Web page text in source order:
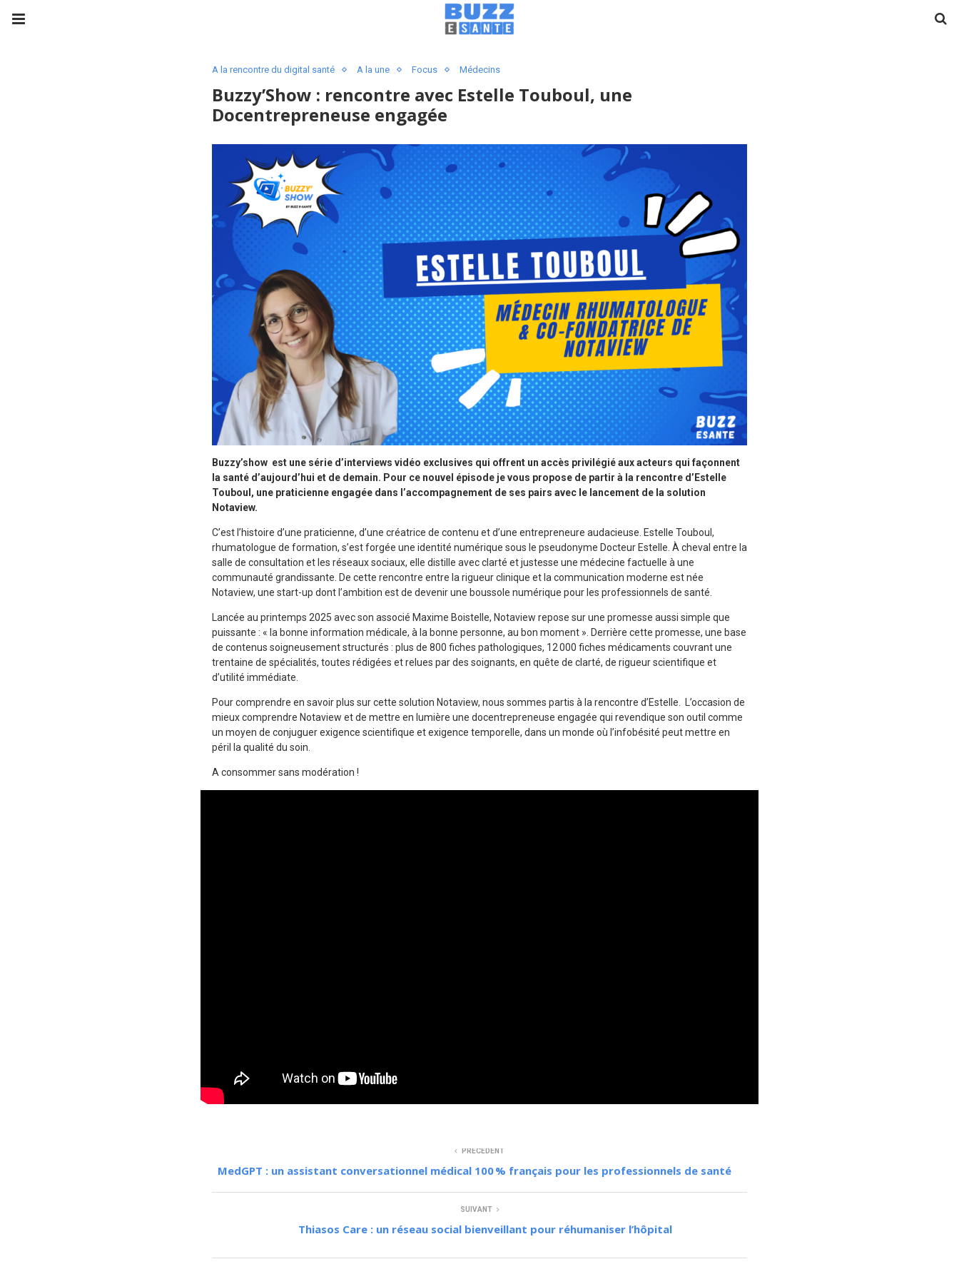
A la rencontre du digital santé A la une Focus Médecins
Buzzy’Show : rencontre avec Estelle Touboul, une
Docentrepreneuse engagée
Buzzy’show est une série d’interviews vidéo exclusives qui offrent un accès privilégié aux acteurs qui façonnent
la santé d’aujourd’hui et de demain. Pour ce nouvel épisode je vous propose de partir à la rencontre d’Estelle
Touboul, une praticienne engagée dans l’accompagnement de ses pairs avec le lancement de la solution
Notaview.
C’est l’histoire d’une praticienne, d’une créatrice de contenu et d’une entrepreneure audacieuse. Estelle Touboul,
rhumatologue de formation, s’est forgée une identité numérique sous le pseudonyme Docteur Estelle. À cheval entre la
salle de consultation et les réseaux sociaux, elle distille avec clarté et justesse une médecine factuelle à une
communauté grandissante. De cette rencontre entre la rigueur clinique et la communication moderne est née
Notaview, une start-up dont l’ambition est de devenir une boussole numérique pour les professionnels de santé.
Lancée au printemps 2025 avec son associé Maxime Boistelle, Notaview repose sur une promesse aussi simple que
puissante : « la bonne information médicale, à la bonne personne, au bon moment ». Derrière cette promesse, une base
de contenus soigneusement structurés : plus de 800 fiches pathologiques, 12 000 fiches médicaments couvrant une
trentaine de spécialités, toutes rédigées et relues par des soignants, en quête de clarté, de rigueur scientifique et
d’utilité immédiate.
Pour comprendre en savoir plus sur cette solution Notaview, nous sommes partis à la rencontre d’Estelle. L’occasion de
mieux comprendre Notaview et de mettre en lumière une docentrepreneuse engagée qui revendique son outil comme
un moyen de conjuguer exigence scientifique et exigence temporelle, dans un monde où l’infobésité peut mettre en
péril la qualité du soin.
A consommer sans modération !
PRÉCÉDENT
MedGPT : un assistant conversationnel médical 100 % français pour les professionnels de santé
SUIVANT
Thiasos Care : un réseau social bienveillant pour réhumaniser l’hôpital